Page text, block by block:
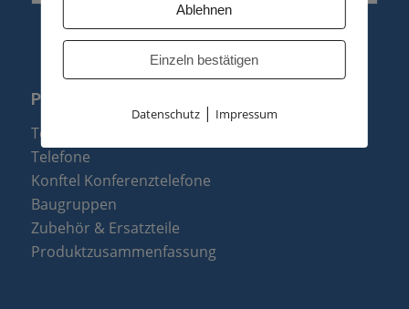
PRODUKTE
Telefonanlagen
Telefone
Konftel Konferenztelefone
Baugruppen
Zubehör & Ersatzteile
Produktzusammenfassung
Ablehnen
Einzeln bestätigen
Datenschutz| Impressum